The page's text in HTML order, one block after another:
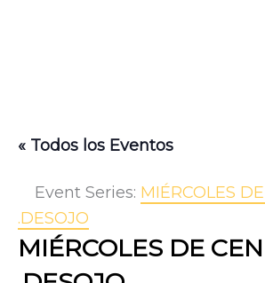
« Todos los Eventos
Event Series: MIÉRCOLES
.DESOJO
MIÉRCOLES DE